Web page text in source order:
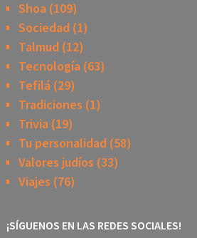
Shoa(109)
Sociedad(1)
Talmud (12)
Tecnología(63)
Tefilá(29)
Tradiciones (1)
Trivia(19)
Tu personalidad(58)
Valores judíos (33)
Viajes (76)
¡SÍGUENOS EN LAS REDES SOCIALES!